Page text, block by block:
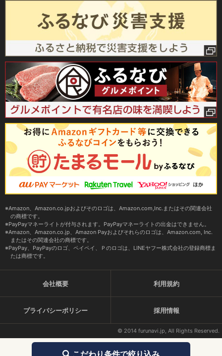
こだわり条件で絞り込み
Amazon、Amazon.co.jpおよびそのロゴは、Amazon.com,Inc.またはその関連会社
の商標です。
PayPayマネーライトが付与されます。PayPayマネーライトの出金はできません。
Amazon、Amazon.co.jp、Amazon Payおよびそれらのロゴは、Amazon.com, Inc.
またはその関連会社の商標です。
PayPay、PayPayのロゴ、ペイペイ、Ｐのロゴは、LINEヤフー株式会社の登録商標ま
たは商標です。
会社概要 利用規約
プライバシーポリシー 採用情報
© 2014 furunavi.jp, All Rights Reserved.